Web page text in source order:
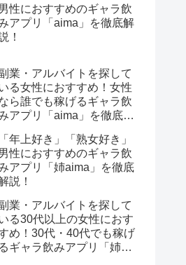
性におすすめのギャラ飲
アプリ「aima」を徹底解
！
業・アルバイトを探して
る女性におすすめ！女性
ら誰でも稼げるギャラ飲
アプリ「aima」を徹底解
「年上好き」「熟女好き」
性におすすめのギャラ飲
アプリ「姉aima」を徹底
説！
業・アルバイトを探して
る30代以上の女性におす
め！30代・40代でも稼げ
るギャラ飲みアプリ「姉